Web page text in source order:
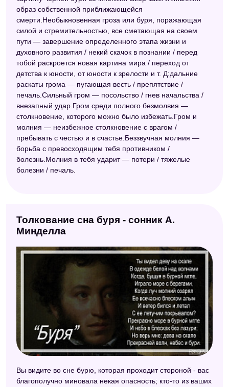
образ собственной приближающейся
смерти.Необыкновенная гроза или буря, поражающая
силой и стремительностью, все сметающая на своем
пути — завершение определенного этапа жизни и
духовного развития / некий скачок в познании / перед
тобой раскроется новая картина мира / переход от
детства к юности, от юности к зрелости и т. Д:дальние
раскаты грома — пугающая весть / препятствие /
печаль.Сильный гром — посольство / гнев начальства /
внезапный удар.Гром среди полного безмолвия —
столкновение, которого можно было избежать.Гром и
молния — неизбежное столкновение с врагом /
пребывать с честью и в счастье.Беззвучная молния —
борьба с превосходящим тебя противником /
болезнь.Молния в тебя ударит — потери / тяжелые
болезни / печаль.
Толкование сна буря - сонник А.
Минделла
Вы видите во сне бурю, которая проходит стороной - вас
благополучно миновала некая опасность; кто-то из ваших